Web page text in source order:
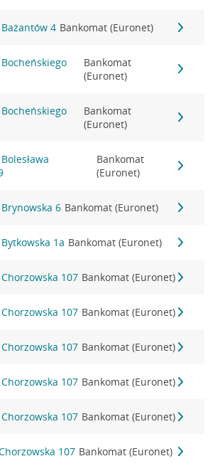
4 Bankomat (Euronet)
Bankomat
(Euronet)
Bankomat
(Euronet)
Bankomat
(Euronet)
6 Bankomat (Euronet)
1a Bankomat (Euronet)
107 Bankomat (Euronet)
107 Bankomat (Euronet)
107 Bankomat (Euronet)
107 Bankomat (Euronet)
107 Bankomat (Euronet)
107 Bankomat (Euronet)